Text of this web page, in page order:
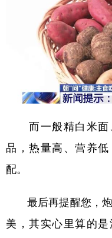
而一般精白米面
品，热量高、营养
配。
最后再提醒您，炮
美，其实心里算的